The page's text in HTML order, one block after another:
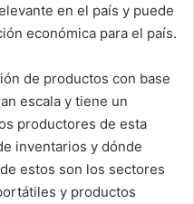
en el país y puede
económica para el país.
de productos con base
escala y tiene un
productores de esta
inventarios y dónde
estos son los sectores
y productos